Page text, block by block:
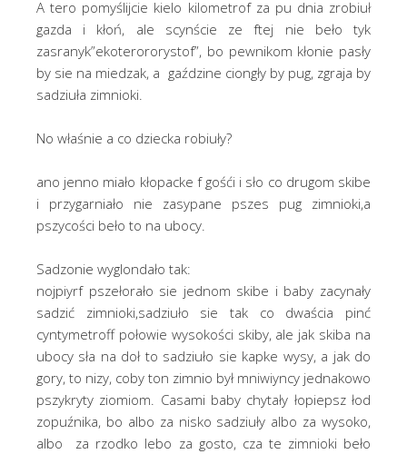
A tero pomyślijcie kielo kilometrof za pu dnia zrobiuł
gazda i kłoń, ale scynście ze ftej nie beło tyk
zasranyk”ekoterororystof”, bo pewnikom kłonie pasły
by sie na miedzak, a gaździne ciongły by pug, zgraja by
sadziuła zimnioki.
No właśnie a co dziecka robiuły?
ano jenno miało kłopacke f gośći i sło co drugom skibe
i przygarniało nie zasypane pszes pug zimnioki,a
pszycości beło to na ubocy.
Sadzonie wyglondało tak:
nojpiyrf pszełorało sie jednom skibe i baby zacynały
sadzić zimnioki,sadziuło sie tak co dwaścia pinć
cyntymetroff połowie wysokości skiby, ale jak skiba na
ubocy sła na doł to sadziuło sie kapke wysy, a jak do
gory, to nizy, coby ton zimnio był mniwiyncy jednakowo
pszykryty ziomiom. Casami baby chytały łopiepsz łod
zopuźnika, bo albo za nisko sadziuły albo za wysoko,
albo za rzodko lebo za gosto, cza te zimnioki beło